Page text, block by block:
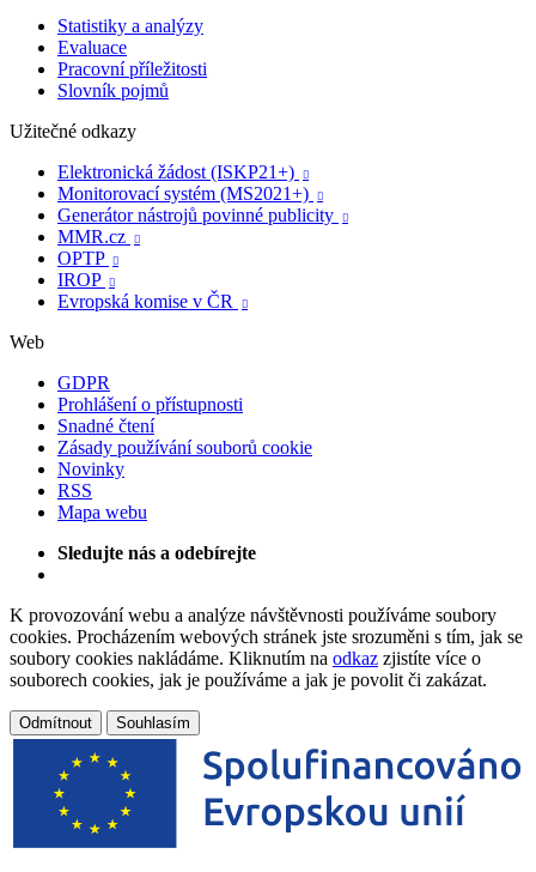
Statistiky a analýzy
Evaluace
Pracovní příležitosti
Slovník pojmů
Užitečné odkazy
Elektronická žádost (ISKP21+)

Monitorovací systém (MS2021+) 
Generátor nástrojů povinné publicity 
MMR.cz 
OPTP 
IROP 
Evropská komise v ČR 
Web
GDPR
Prohlášení o přístupnosti
Snadné čtení
Zásady používání souborů cookie
Novinky
RSS
Mapa webu
Sledujte nás a odebírejte
K provozování webu a analýze návštěvnosti používáme soubory
cookies. Procházením webových stránek jste srozuměni s tím, jak se
soubory cookies nakládáme. Kliknutím na odkaz zjistíte více o
souborech cookies, jak je používáme a jak je povolit či zakázat.
Odmítnout Souhlasím